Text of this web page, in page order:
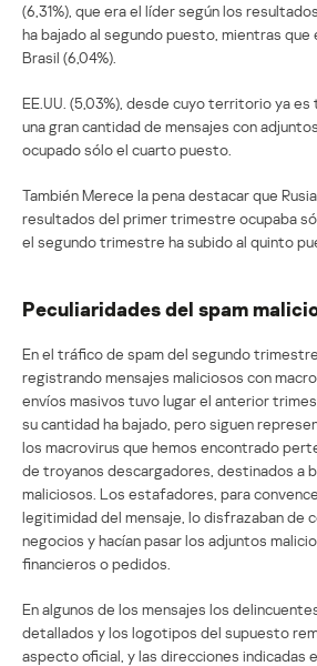
(6,31%), que era el líder según los
ha bajado al segundo puesto, mientras
Brasil (6,04%).
EE.UU. (5,03%), desde cuyo territorio ya
una gran cantidad de mensajes con
ocupado sólo el cuarto puesto.
También Merece la pena destacar que
resultados del primer trimestre ocupaba
el segundo trimestre ha subido al quinto
Peculiaridades del spam
En el tráfico de spam del segundo
registrando mensajes maliciosos con
envíos masivos tuvo lugar el anterior
su cantidad ha bajado, pero siguen
los macrovirus que hemos encontrado
de troyanos descargadores, destinados a
maliciosos. Los estafadores, para
legitimidad del mensaje, lo disfrazaban de
negocios y hacían pasar los adjuntos
financieros o pedidos.
En algunos de los mensajes los
detallados y los logotipos del supuesto
aspecto oficial, y las direcciones indicadas